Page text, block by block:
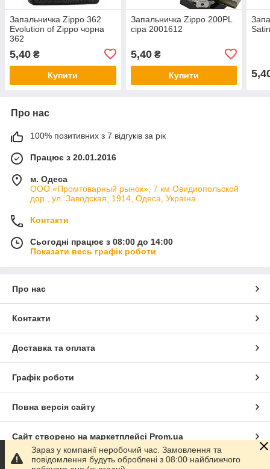
Запальничка Zippo 362
Evolution of Zippo чорна
362
5,40 ₴
Купити
Запальничка Zippo 200PL
сіра 2001612
5,40₴
Купити
Про нас
100% позитивних з 7 відгуків за рік
Працює з 20.01.2016
м. Одеса
ООО «Промтоварный рынок», 7 км Овидиопольской
дор., ул. Заводская, 1914, Одеса, Україна
Контакти
Сьогодні працює з 08:00 до 14:00
Показати весь графік роботи
Про нас
Контакти
Доставка та оплата
Графік роботи
Повна версія сайту
Сайт створено на маркетплейсі Prom.ua
Політика конфіденційності
Зараз у компанії неробочий час. Замовлення та
повідомлення будуть оброблені з 08:00 найближчого